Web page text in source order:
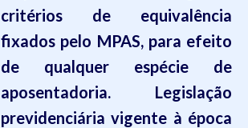
critérios de equivalência
fixados pelo MPAS, para efeito
de qualquer espécie de
aposentadoria. Legislação
previdenciária vigente à época